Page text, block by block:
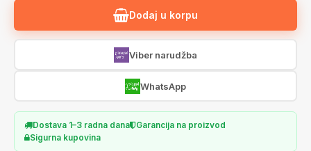
Dodaj u korpu
Viber narudžba
WhatsApp
Dostava 1–3 radna dana
Garancija na proizvod
Sigurna kupovina